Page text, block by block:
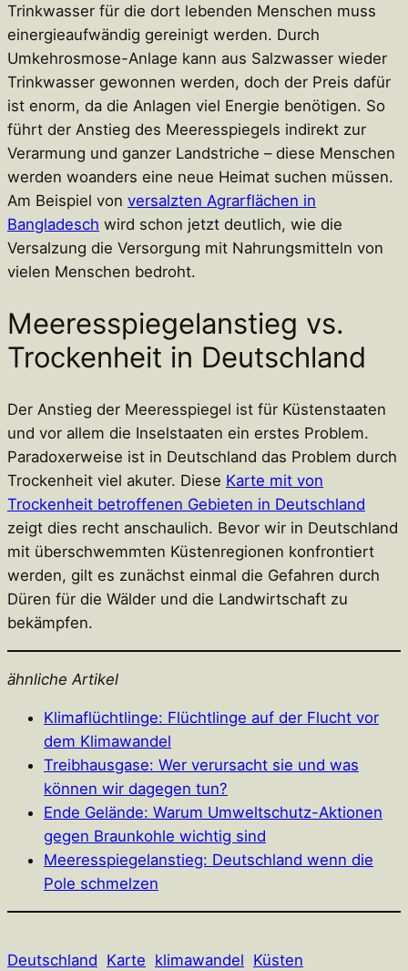
Trinkwasser für die dort lebenden Menschen muss
einergieaufwändig gereinigt werden. Durch
Umkehrosmose-Anlage kann aus Salzwasser wieder
Trinkwasser gewonnen werden, doch der Preis dafür
ist enorm, da die Anlagen viel Energie benötigen. So
führt der Anstieg des Meeresspiegels indirekt zur
Verarmung und ganzer Landstriche – diese Menschen
werden woanders eine neue Heimat suchen müssen.
Am Beispiel von versalzten Agrarflächen in
Bangladesch wird schon jetzt deutlich, wie die
Versalzung die Versorgung mit Nahrungsmitteln von
vielen Menschen bedroht.
Meeresspiegelanstieg vs.
Trockenheit in Deutschland
Der Anstieg der Meeresspiegel ist für Küstenstaaten
und vor allem die Inselstaaten ein erstes Problem.
Paradoxerweise ist in Deutschland das Problem durch
Trockenheit viel akuter. Diese Karte mit von
Trockenheit betroffenen Gebieten in Deutschland
zeigt dies recht anschaulich. Bevor wir in Deutschland
mit überschwemmten Küstenregionen konfrontiert
werden, gilt es zunächst einmal die Gefahren durch
Düren für die Wälder und die Landwirtschaft zu
bekämpfen.
ähnliche Artikel
Klimaflüchtlinge: Flüchtlinge auf der Flucht vor
dem Klimawandel
Treibhausgase: Wer verursacht sie und was
können wir dagegen tun?
Ende Gelände: Warum Umweltschutz-Aktionen
gegen Braunkohle wichtig sind
Meeresspiegelanstieg: Deutschland wenn die
Pole schmelzen
Deutschland Karte klimawandel Küsten